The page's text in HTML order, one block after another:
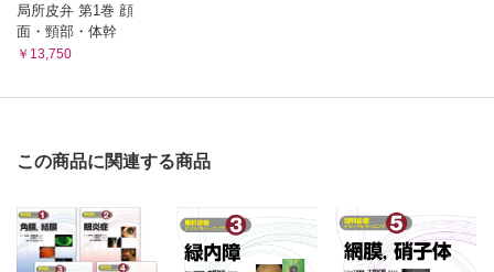
症例
オルソケラトロジー （吉野健一）
オルソケラトロジー処方手順とレンズ管理不良症例
LASIK術後12年目に視力低下で来院した一例
先天性水晶体欠損 （野村耕治）
水晶体欠損（lens coloboma）の2例
重度のZinn小帯脆弱に対して水晶体嚢を温存し，眼内レン
白内障手術時に片眼遠方矯正，僚眼近方矯正を行い，良好な
眼内レンズ度数ずれに対するpiggyback法 （飯田嘉彦）
白内障手術後の屈折誤差に対してsecondary piggybackを施
行した症例
局所皮弁 第1巻 顔
面・頸部・体幹
￥13,750
この商品に関連する商品